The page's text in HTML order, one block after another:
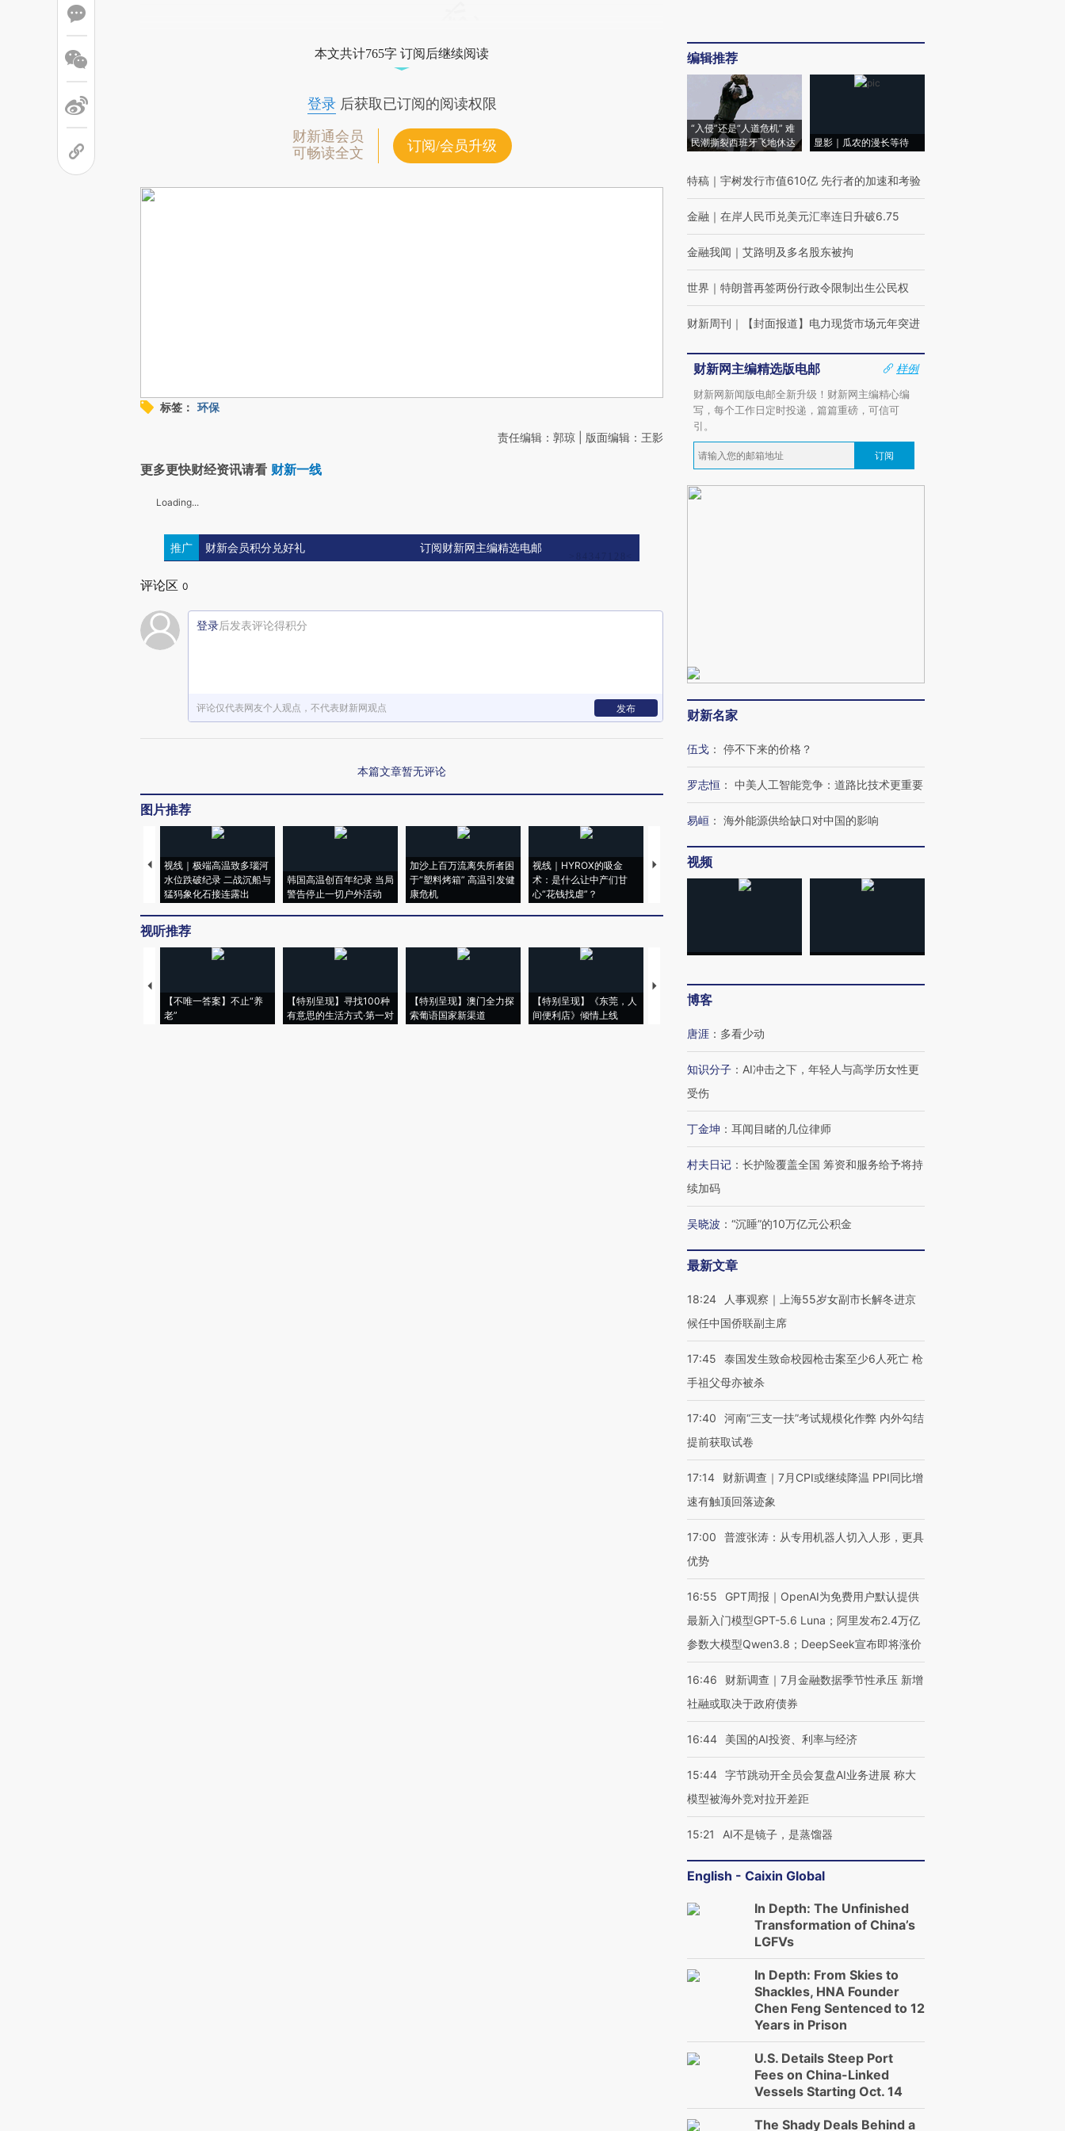
本文共计765字 订阅后继续阅读
登录后获取已订阅的阅读权限
财新通会员
可畅读全文
订阅/会员升级
标签： 环保
责任编辑：郭琼 | 版面编辑：王影
更多更快财经资讯请看 财新一线
Loading...
推广 财新会员积分兑好礼 订阅财新网主编精选电邮
评论区 0
登录后发表评论得积分
评论仅代表网友个人观点，不代表财新网观点 发布
本篇文章暂无评论
图片推荐
视线｜极端高温致多瑙河
水位跌破纪录 二战沉船与
猛犸象化石接连露出
韩国高温创百年纪录 当局
警告停止一切户外活动
加沙上百万流离失所者困
于“塑料烤箱” 高温引发健
康危机
视线｜HYROX的吸金
术：是什么让中产们甘
心“花钱找虐”？
马航飞行员跨国走私7万
粒摇头丸 尿检体内含3种
度Z世代 用街头抗争将教
机”？难民潮撕裂西班牙
视听推荐
【不唯一答案】不止“养
老”
【特别呈现】寻找100种
有意思的生活方式·第一对
【特别呈现】澳门全力探
索葡语国家新渠道
【特别呈现】《东莞，人
间便利店》倾情上线
【推广】走进第四届链博
会，让数智科技“链”接产
【商旅对话】华住集团
编辑推荐
“入侵”还是“人道危机” 难
民潮撕裂西班牙飞地休达
显影｜瓜农的漫长等待
特稿 ｜ 宇树发行市值610亿 先行者的加速和考验
金融 ｜ 在岸人民币兑美元汇率连日升破6.75
金融我闻 ｜ 艾路明及多名股东被拘
世界 ｜ 特朗普再签两份行政令限制出生公民权
财新周刊 ｜ 【封面报道】电力现货市场元年突进
财新网主编精选版电邮
样例
财新网新闻版电邮全新升级！财新网主编精心编
写，每个工作日定时投递，篇篇重磅，可信可
引。
订阅
财新名家
伍戈 ： 停不下来的价格？
罗志恒 ： 中美人工智能竞争：道路比技术更重要
易峘 ： 海外能源供给缺口对中国的影响
视频
博客
唐涯 ： 多看少动
知识分子 ： AI冲击之下，年轻人与高学历女性更
受伤
丁金坤 ： 耳闻目睹的几位律师
村夫日记 ： 长护险覆盖全国 筹资和服务给予将持
续加码
吴晓波 ： “沉睡”的10万亿元公积金
最新文章
18:24
人事观察｜上海55岁女副市长解冬进京
候任中国侨联副主席
17:45
泰国发生致命校园枪击案至少6人死亡 枪
手祖父母亦被杀
17:40
河南“三支一扶”考试规模化作弊 内外勾结
提前获取试卷
17:14
财新调查｜7月CPI或继续降温 PPI同比增
速有触顶回落迹象
17:00
普渡张涛：从专用机器人切入人形，更具
优势
16:55
GPT周报｜OpenAI为免费用户默认提供
最新入门模型GPT-5.6 Luna；阿里发布2.4万亿
参数大模型Qwen3.8；DeepSeek宣布即将涨价
16:46
财新调查｜7月金融数据季节性承压 新增
社融或取决于政府债券
16:44 美国的AI投资、利率与经济
15:44 字节跳动开全员会复盘AI业务进展 称大
模型被海外竞对拉开差距
15:21 AI不是镜子，是蒸馏器
English - Caixin Global
In Depth: The Unfinished
Transformation of China’s
LGFVs
In Depth: From Skies to
Shackles, HNA Founder
Chen Feng Sentenced to 12
Years in Prison
U.S. Details Steep Port
Fees on China-Linked
Vessels Starting Oct. 14
The Shady Deals Behind a